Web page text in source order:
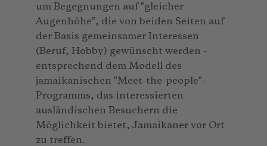
um Begegnungen auf "gleicher
Augenhöhe", die von beiden Seiten auf
der Basis gemeinsamer Interessen
(Beruf, Hobby) gewünscht werden -
entsprechend dem Modell des
jamaikanischen "Meet-the-people"-
Programms, das interessierten
ausländischen Besuchern die
Möglichkeit bietet, Jamaikaner vor Ort
zu treffen.